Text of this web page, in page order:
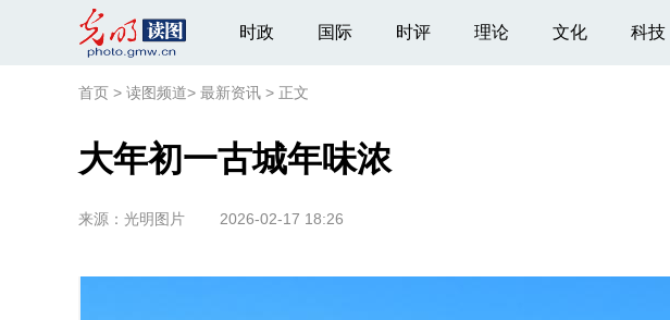
时政 国际 时评 理论 文化 科技
首页 > 读图频道> 最新资讯 > 正文
大年初一古城年味浓
来源： 光明图片 2026-02-17 18:26